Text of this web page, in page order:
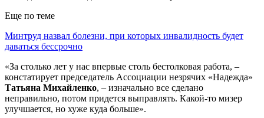
Еще по теме
Минтруд назвал болезни, при которых инвалидность будет
даваться бессрочно
«За столько лет у нас впервые столь бестолковая работа, –
констатирует председатель Ассоциации незрячих «Надежда»
Татьяна Михайленко, – изначально все сделано
неправильно, потом придется выправлять. Какой-то мизер
улучшается, но хуже куда больше».